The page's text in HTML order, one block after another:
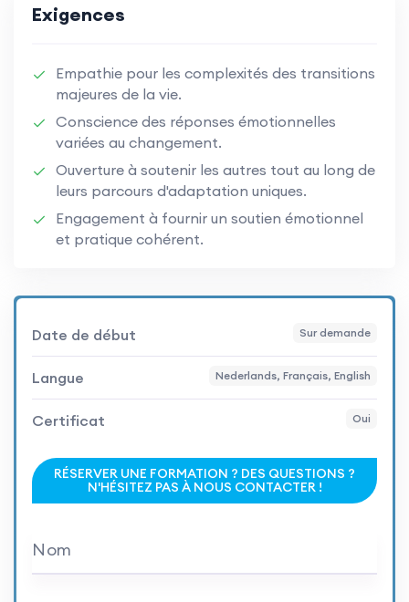
Exigences
Empathie pour les complexités des transitions
majeures de la vie.
Conscience des réponses émotionnelles
variées au changement.
Ouverture à soutenir les autres tout au long de
leurs parcours d'adaptation uniques.
Engagement à fournir un soutien émotionnel
et pratique cohérent.
Date de début Sur demande
Langue Nederlands, Français, English
Certificat Oui
RÉSERVER UNE FORMATION ? DES QUESTIONS ?
N'HÉSITEZ PAS À NOUS CONTACTER !
Nom